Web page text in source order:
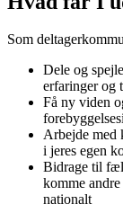
Som
Dele og
erfaringer og
Få ny viden
Arbejde med
i jeres egen
Bidrage til
komme
nationalt